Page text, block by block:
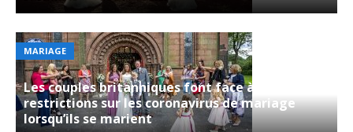
MARIAGE
Les couples britanniques font face à des
restrictions sur les coronavirus de mariage
lorsqu’ils se marient